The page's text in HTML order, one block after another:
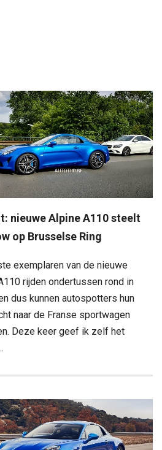
nieuwe Alpine A110 steelt
op Brusselse Ring
exemplaren van de nieuwe
rijden ondertussen rond in
dus kunnen autospotters hun
naar de Franse sportwagen
Deze keer geef ik zelf het